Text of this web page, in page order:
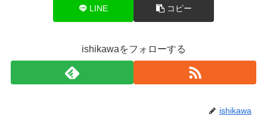
LINE コピー
ishikawaをフォローする
ishikawa